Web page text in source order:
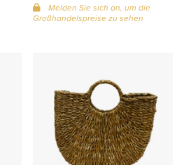
Melden Sie sich an, um die
Großhandelspreise zu sehen